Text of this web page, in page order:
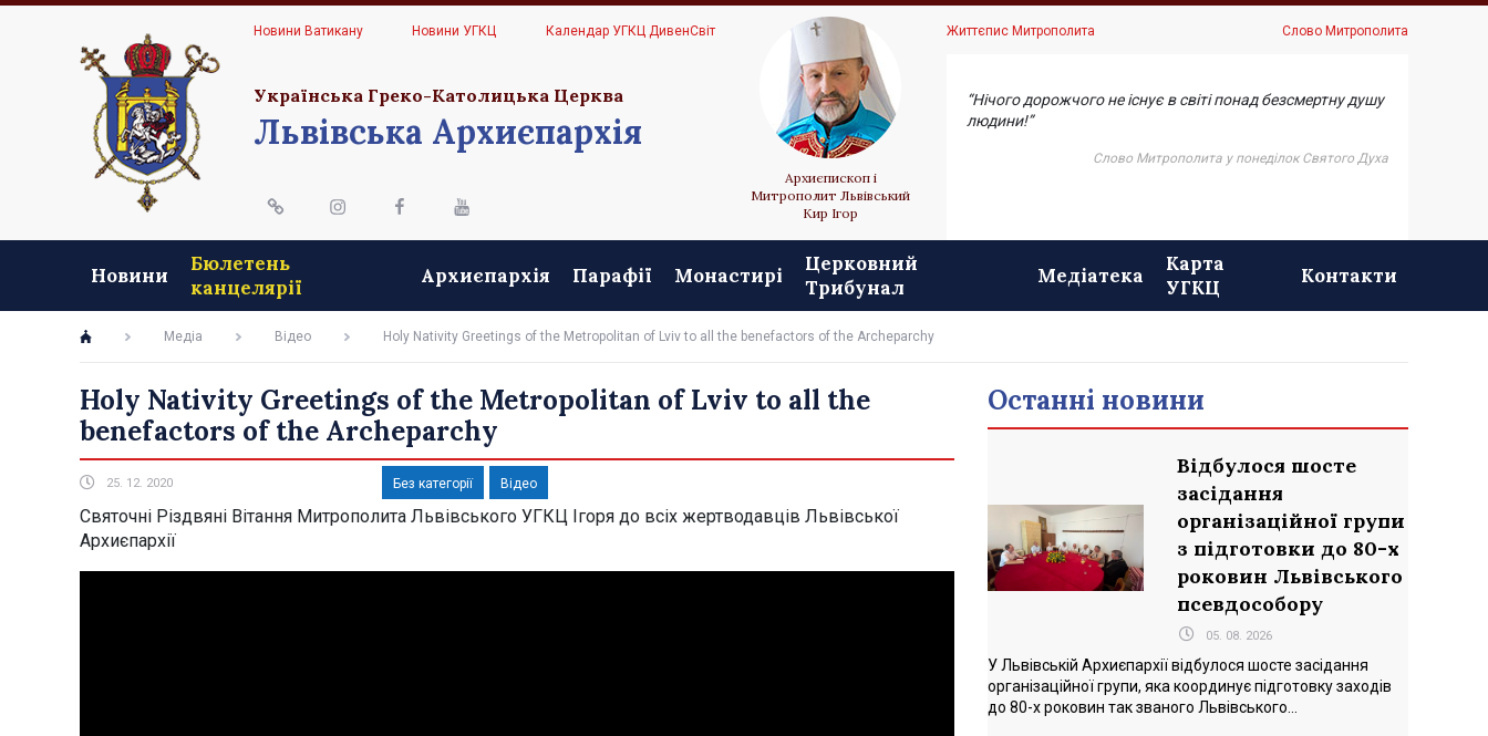
Новини Ватикану Новини УГКЦ Календар УГКЦ ДивенСвіт
Українська Греко-Католицька Церква
Львівська Архиєпархія
Архиєпископ і
Митрополит Львівський
Кир Ігор
Життєпис Митрополита Слово Митрополита
“Нічого дорожчого не існує в світі понад безсмертну душу
людини!”
Слово Митрополита у понеділок Святого Духа
Новини
Бюлетень
канцелярії
Архиєпархія Парафії Монастирі
Церковний
Трибунал
Медіатека
Карта
УГКЦ
Контакти
Медіа Відео Holy Nativity Greetings of the Metropolitan of Lviv to all the benefactors of the Archeparchy
Holy Nativity Greetings of the Metropolitan of Lviv to all the
benefactors of the Archeparchy
25. 12. 2020 Без категорії Відео
Святочні Різдвяні Вітання Митрополита Львівського УГКЦ Ігоря до всіх жертводавців Львівської
Архиєпархії
Останні новини
Відбулося шосте
засідання
організаційної групи
з підготовки до 80-х
роковин Львівського
псевдособору
05. 08. 2026
У Львівській Архиєпархії відбулося шосте засідання
організаційної групи, яка координує підготовку заходів
до 80-х роковин так званого Львівського...